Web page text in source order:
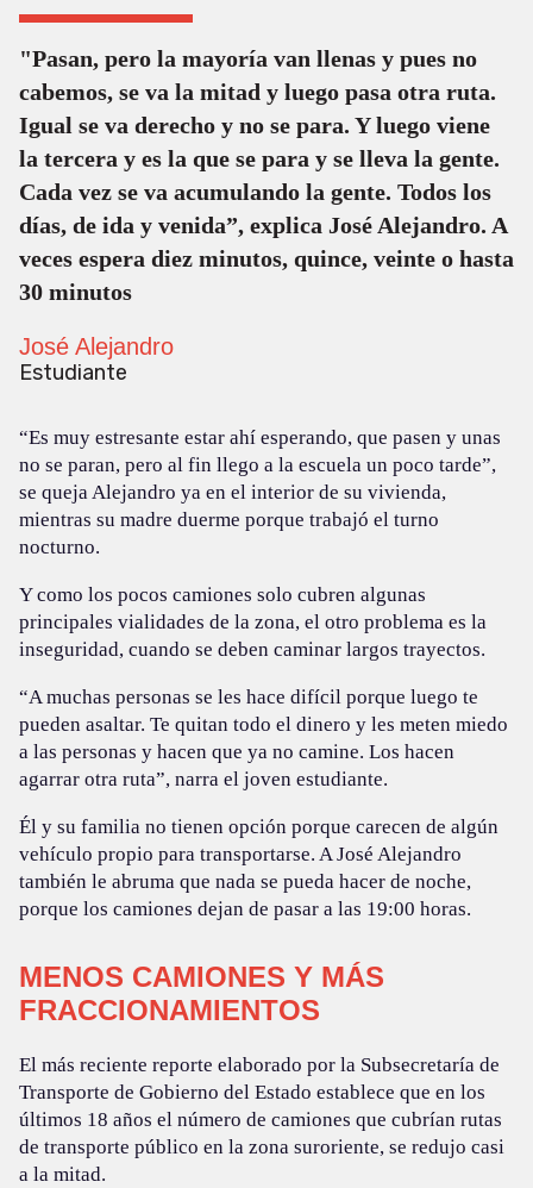
"Pasan, pero la mayoría van llenas y pues no
cabemos, se va la mitad y luego pasa otra ruta.
Igual se va derecho y no se para. Y luego viene
la tercera y es la que se para y se lleva la gente.
Cada vez se va acumulando la gente. Todos los
días, de ida y venida”, explica José Alejandro. A
veces espera diez minutos, quince, veinte o hasta
30 minutos
José Alejandro
Estudiante
“Es muy estresante estar ahí esperando, que pasen y unas
no se paran, pero al fin llego a la escuela un poco tarde”,
se queja Alejandro ya en el interior de su vivienda,
mientras su madre duerme porque trabajó el turno
nocturno.
Y como los pocos camiones solo cubren algunas
principales vialidades de la zona, el otro problema es la
inseguridad, cuando se deben caminar largos trayectos.
“A muchas personas se les hace difícil porque luego te
pueden asaltar. Te quitan todo el dinero y les meten miedo
a las personas y hacen que ya no camine. Los hacen
agarrar otra ruta”, narra el joven estudiante.
Él y su familia no tienen opción porque carecen de algún
vehículo propio para transportarse. A José Alejandro
también le abruma que nada se pueda hacer de noche,
porque los camiones dejan de pasar a las 19:00 horas.
MENOS CAMIONES Y MÁS
FRACCIONAMIENTOS
El más reciente reporte elaborado por la Subsecretaría de
Transporte de Gobierno del Estado establece que en los
últimos 18 años el número de camiones que cubrían rutas
de transporte público en la zona suroriente, se redujo casi
a la mitad.